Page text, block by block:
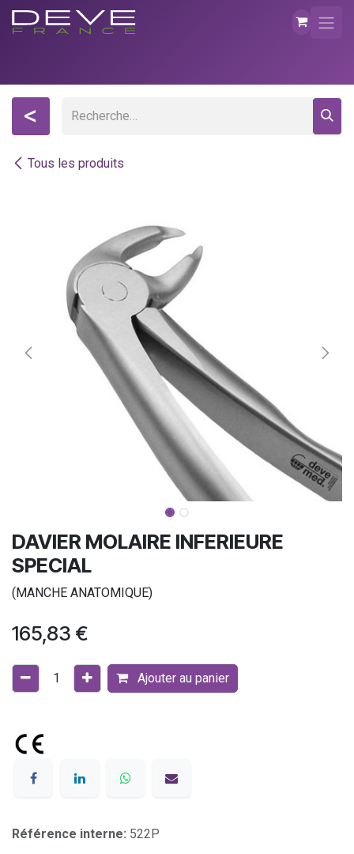
Se rendre au contenu
Tous les produits
<
DAVIER MOLAIRE INFERIEURE
SPECIAL
(MANCHE ANATOMIQUE)
165,83 €
Ajouter au panier
Référence interne: 522P